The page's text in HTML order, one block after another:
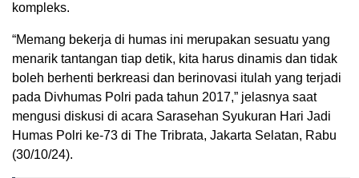
kompleks.
“Memang bekerja di humas ini merupakan sesuatu yang
menarik tantangan tiap detik, kita harus dinamis dan tidak
boleh berhenti berkreasi dan berinovasi itulah yang terjadi
pada Divhumas Polri pada tahun 2017,” jelasnya saat
mengusi diskusi di acara Sarasehan Syukuran Hari Jadi
Humas Polri ke-73 di The Tribrata, Jakarta Selatan, Rabu
(30/10/24).